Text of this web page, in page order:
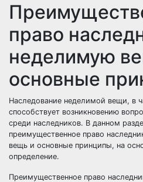
право
неделимую
основные
Наследование неделимой вещи, в
способствует возникновению
среди наследников. В данном
преимущественное право
вещь и основные принципы, на
определение.
Преимущественное право